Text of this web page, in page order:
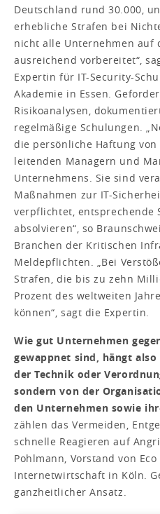
Deutschland rund 30.000,
erhebliche Strafen bei
nicht alle Unternehmen auf
ausreichend vorbereitet“,
Expertin für IT-Security-
Akademie in Essen.
Risikoanalysen,
regelmäßige Schulungen.
die persönliche Haftung
leitenden Managern und
Unternehmens. Sie sind
Maßnahmen zur IT-
verpflichtet, entsprechende
absolvieren“, so
Branchen der Kritischen
Meldepflichten. „Bei
Strafen, die bis zu zehn
Prozent des weltweiten
können“, sagt die Expertin.
Wie gut Unternehmen
gewappnet sind, hängt
der Technik oder
sondern von der
den Unternehmen sowie
zählen das Vermeiden,
schnelle Reagieren auf
Pohlmann, Vorstand von
Internetwirtschaft in Köln.
ganzheitlicher Ansatz.